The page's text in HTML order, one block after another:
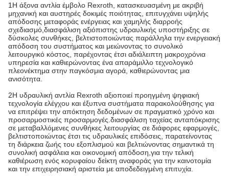
1Η άξονα αντλία έμβολο Rexroth, κατασκευασμένη με ακριβή
μηχανική και αυστηρές δοκιμές ποιότητας, επιτυγχάνει υψηλής
απόδοσης μεταφοράς ενέργειας και χαμηλής διαρροής
σχεδιασμό,διασφάλιση αξιόπιστης υδραυλικής υποστήριξης σε
δύσκολες συνθήκες, βελτιστοποιώντας παράλληλα την ενεργειακή
απόδοση του συστήματος και μειώνοντας το συνολικό
λειτουργικό κόστος, παρέχοντας έτσι αδιάλειπτη μακροχρόνια
υπηρεσία και καθιερώνοντας ένα απαράμιλλο τεχνολογικό
πλεονέκτημα στην παγκόσμια αγορά, καθιερώνοντας μια
ανισότητα.
2Η υδραυλική αντλία Rexroth αξιοποιεί προηγμένη ψηφιακή
τεχνολογία ελέγχου και έξυπνα συστήματα παρακολούθησης για
να επιτρέψει την απόκτηση δεδομένων σε πραγματικό χρόνο και
προσαρμοστικές προσαρμογές.διασφάλιση ταχείας ανταπόκρισης
σε μεταβαλλόμενες συνθήκες λειτουργίας σε διάφορες εφαρμογές,
βελτιστοποιώντας έτσι τις υδραυλικές επιδόσεις, παρατείνοντας
τη διάρκεια ζωής του εξοπλισμού και βελτιώνοντας σημαντικά τη
συνολική ασφάλεια και οικονομική απόδοση,για την τελική
καθιέρωση ενός κορυφαίου δείκτη αναφοράς για την καινοτομία
και την επιχειρησιακή αριστεία με αποδεδειγμένη επιτυχία.